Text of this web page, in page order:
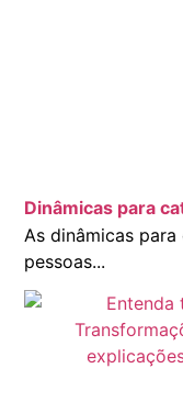
Dinâmicas para
As dinâmicas
pessoas...